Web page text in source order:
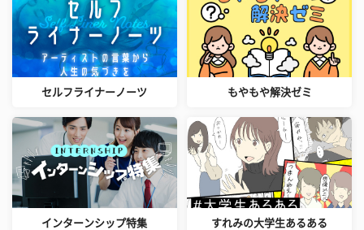
セルフライナーノーツ もやもや解決ゼミ
インターンシップ特集 すれみの大学生あるある